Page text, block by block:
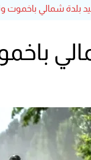
مسرح
بلدة شمالي